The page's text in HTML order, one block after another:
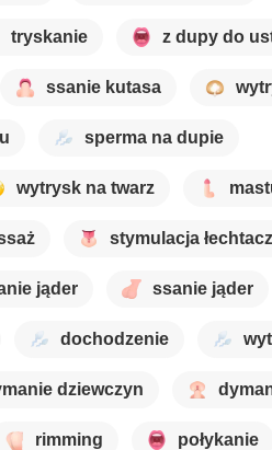
tryskanie z dupy do
ssanie kutasa
sperma na dupie
wytrysk na twarz
stymulacja
jąder ssanie jąder
dochodzenie
dziewczyn
rimming połykanie